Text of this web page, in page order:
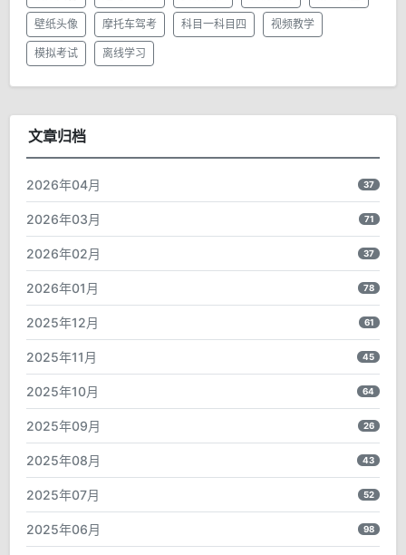
壁纸头像 摩托车驾考 科目一科目四 视频教学
模拟考试 离线学习
文章归档
2026年04月 37
2026年03月 71
2026年02月 37
2026年01月 78
2025年12月 61
2025年11月 45
2025年10月 64
2025年09月 26
2025年08月 43
2025年07月 52
2025年06月 98